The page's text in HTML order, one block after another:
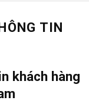
TIN
khách hàng